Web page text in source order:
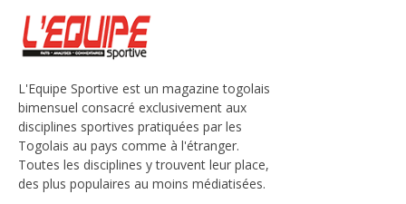
L'Equipe Sportive est un magazine togolais
bimensuel consacré exclusivement aux
disciplines sportives pratiquées par les
Togolais au pays comme à l'étranger.
Toutes les disciplines y trouvent leur place,
des plus populaires au moins médiatisées.